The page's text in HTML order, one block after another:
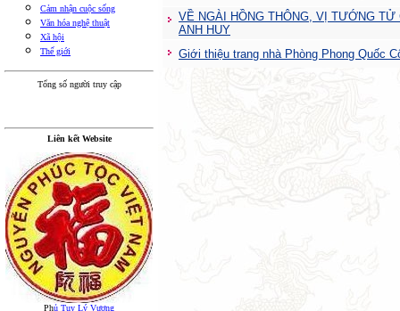
Cảm nhận cuộc sống
Văn hóa nghệ thuật
Xã hội
Thế giới
Tổng số người truy cập
Liên kết Website
Phủ Tuy Lý Vương
VỀ NGÀI HỒNG THÔNG, VỊ TƯỚNG
ANH HUY
Giới thiệu trang nhà Phòng Phong Quốc